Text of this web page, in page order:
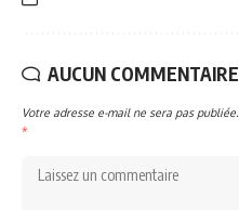
AUCUN COMMENTAIRE
Votre adresse e-mail ne sera pas publiée.
*